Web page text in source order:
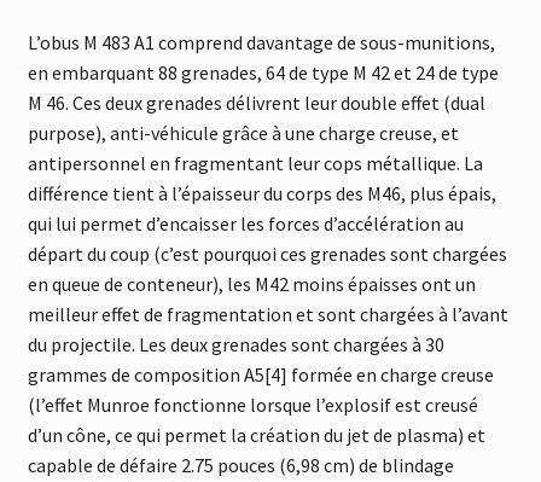
L’obus M 483 A1 comprend davantage de sous-munitions,
en embarquant 88 grenades, 64 de type M 42 et 24 de type
M 46. Ces deux grenades délivrent leur double effet (dual
purpose), anti-véhicule grâce à une charge creuse, et
antipersonnel en fragmentant leur cops métallique. La
différence tient à l’épaisseur du corps des M46, plus épais,
qui lui permet d’encaisser les forces d’accélération au
départ du coup (c’est pourquoi ces grenades sont chargées
en queue de conteneur), les M42 moins épaisses ont un
meilleur effet de fragmentation et sont chargées à l’avant
du projectile. Les deux grenades sont chargées à 30
grammes de composition A5[4] formée en charge creuse
(l’effet Munroe fonctionne lorsque l’explosif est creusé
d’un cône, ce qui permet la création du jet de plasma) et
capable de défaire 2.75 pouces (6,98 cm) de blindage